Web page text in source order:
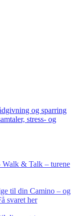
og sparring
stress- og
& Talk – turene
til din Camino – og
svaret her